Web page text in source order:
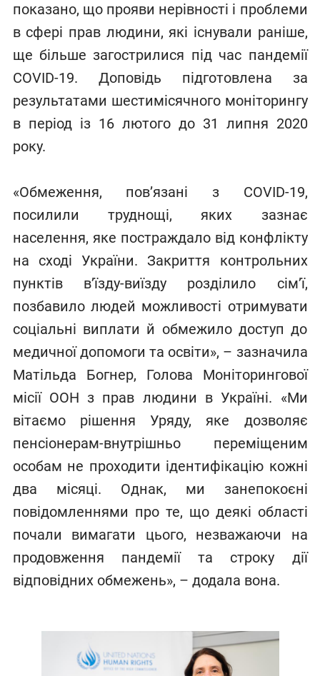
показано, що прояви нерівності і проблеми
в сфері прав людини, які існували раніше,
ще більше загострилися під час пандемії
COVID-19. Доповідь підготовлена за
результатами шестимісячного моніторингу
в період із 16 лютого до 31 липня 2020
року.
«Обмеження, пов’язані з COVID-19,
посилили труднощі, яких зазнає
населення, яке постраждало від конфлікту
на сході України. Закриття контрольних
пунктів в’їзду-виїзду розділило сім’ї,
позбавило людей можливості отримувати
соціальні виплати й обмежило доступ до
медичної допомоги та освіти», – зазначила
Матільда Богнер, Голова Моніторингової
місії ООН з прав людини в Україні. «Ми
вітаємо рішення Уряду, яке дозволяє
пенсіонерам-внутрішньо переміщеним
особам не проходити ідентифікацію кожні
два місяці. Однак, ми занепокоєні
повідомленнями про те, що деякі області
почали вимагати цього, незважаючи на
продовження пандемії та строку дії
відповідних обмежень», – додала вона.